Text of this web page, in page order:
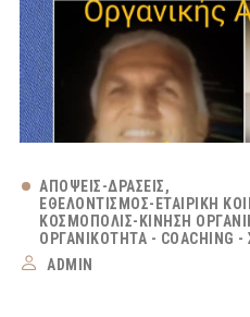
ΑΠΌΨΕΙΣ-ΔΡΆΣΕΙΣ
ΕΘΕΛΟΝΤΙΣΜΌΣ-ΕΤΑΙΡΙΚΉ
ΚΟΣΜΟΠΟΛΙΣ-ΚΊΝΗΣΗ
ΟΡΓΑΝΙΚΌΤΗΤΑ - COACHING
ADMIN